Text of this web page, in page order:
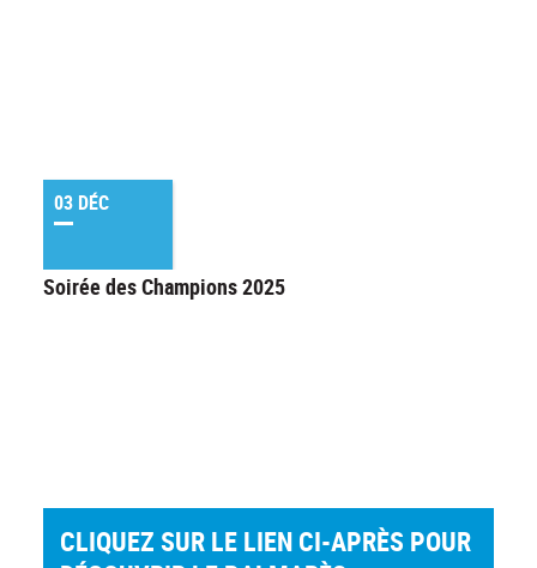
03 DÉC
Soirée des Champions 2025
CLIQUEZ SUR LE LIEN CI-APRÈS POUR